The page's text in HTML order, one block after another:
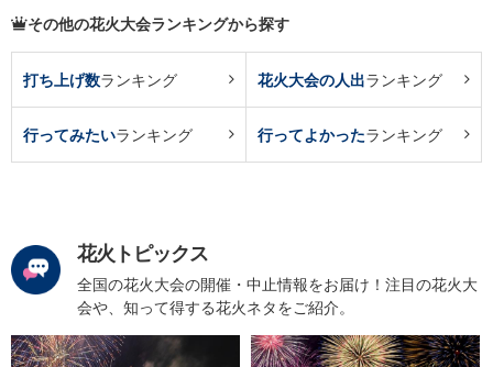
その他の花火大会ランキングから探す
打ち上げ数ランキング 花火大会の人出ランキング
行ってみたいランキング 行ってよかったランキング
花火トピックス
全国の花火大会の開催・中止情報をお届け！注目の花火大
会や、知って得する花火ネタをご紹介。